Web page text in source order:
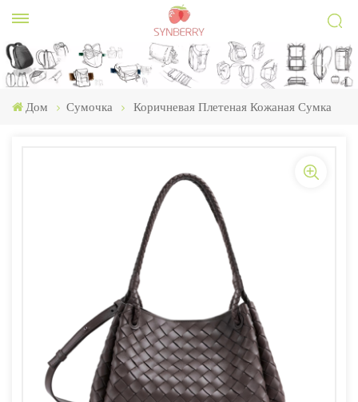
Дом Сумочка Коричневая Плетеная Кожаная Сумка